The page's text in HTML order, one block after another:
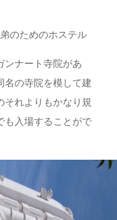
のためのホステル
ンナート寺院があ
名の寺院を模して建
それよりもかなり規
も入場することがで